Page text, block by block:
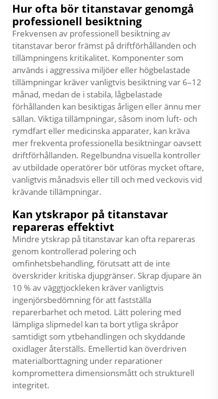
Hur ofta bör titanstavar genomgå
professionell besiktning
Frekvensen av professionell besiktning av
titanstavar beror främst på driftförhållanden och
tillämpningens kritikalitet. Komponenter som
används i aggressiva miljöer eller högbelastade
tillämpningar kräver vanligtvis besiktning var 6–12
månad, medan de i stabila, lågbelastade
förhållanden kan besiktigas årligen eller ännu mer
sällan. Viktiga tillämpningar, såsom inom luft- och
rymdfart eller medicinska apparater, kan kräva
mer frekventa professionella besiktningar oavsett
driftförhållanden. Regelbundna visuella kontroller
av utbildade operatörer bör utföras mycket oftare,
vanligtvis månadsvis eller till och med veckovis vid
krävande tillämpningar.
Kan ytskrapor på titanstavar
repareras effektivt
Mindre ytskrap på titanstavar kan ofta repareras
genom kontrollerad polering och
omfinhetsbehandling, förutsatt att de inte
överskrider kritiska djupgränser. Skrap djupare än
10 % av väggtjockleken kräver vanligtvis
ingenjörsbedömning för att fastställa
reparerbarhet och metod. Lätt polering med
lämpliga slipmedel kan ta bort ytliga skråpor
samtidigt som ytbehandlingen och skyddande
oxidlager återställs. Emellertid kan överdriven
materialborttagning under reparationer
kompromettera dimensionsmått och strukturell
integritet.